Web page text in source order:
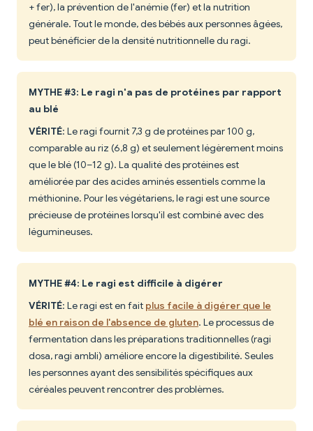
+ fer), la prévention de l'anémie (fer) et la nutrition
générale. Tout le monde, des bébés aux personnes âgées,
peut bénéficier de la densité nutritionnelle du ragi.
MYTHE #3: Le ragi n'a pas de protéines par rapport
au blé
VÉRITÉ: Le ragi fournit 7,3 g de protéines par 100 g,
comparable au riz (6,8 g) et seulement légèrement moins
que le blé (10–12 g). La qualité des protéines est
améliorée par des acides aminés essentiels comme la
méthionine. Pour les végétariens, le ragi est une source
précieuse de protéines lorsqu'il est combiné avec des
légumineuses.
MYTHE #4: Le ragi est difficile à digérer
VÉRITÉ: Le ragi est en fait plus facile à digérer que le
blé en raison de l'absence de gluten. Le processus de
fermentation dans les préparations traditionnelles (ragi
dosa, ragi ambli) améliore encore la digestibilité. Seules
les personnes ayant des sensibilités spécifiques aux
céréales peuvent rencontrer des problèmes.